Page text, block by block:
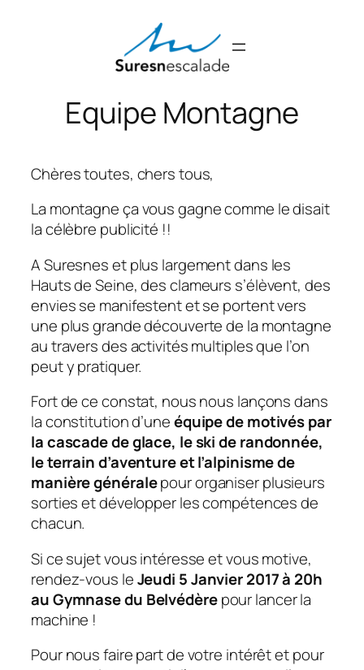
Equipe Montagne
Chères toutes, chers tous,
La montagne ça vous gagne comme le disait
la célèbre publicité !!
A Suresnes et plus largement dans les
Hauts de Seine, des clameurs s’élèvent, des
envies se manifestent et se portent vers
une plus grande découverte de la montagne
au travers des activités multiples que l’on
peut y pratiquer.
Fort de ce constat, nous nous lançons dans
la constitution d’uneéquipe de motivés par
la cascade de glace, le ski de randonnée,
le terrain d’aventure et l’alpinisme de
manière généralepour organiser plusieurs
sorties et développer les compétences de
chacun.
Si ce sujet vous intéresse et vous motive,
rendez-vous leJeudi 5 Janvier 2017 à 20h
au Gymnase du Belvédèrepour lancer la
machine !
Pour nous faire part de votre intérêt et pour